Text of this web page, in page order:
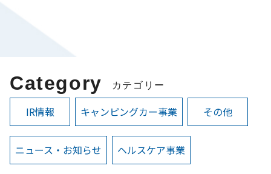
Category カテゴリー
IR情報 キャンピングカー事業 その他
ニュース・お知らせ ヘルスケア事業